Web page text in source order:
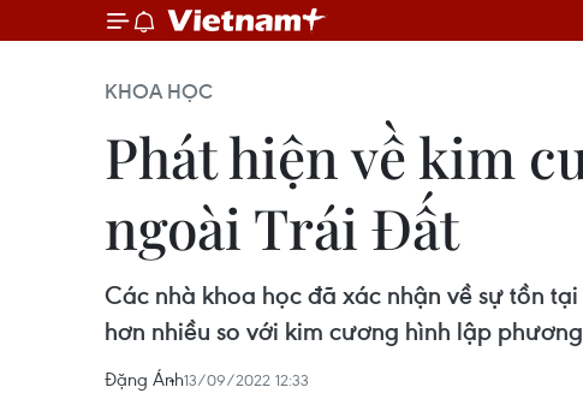
KHOA HỌC
Phát hiện về kim
ngoài Trái Đất
Các nhà khoa học đã xác nhận về sự tồn
hơn nhiều so với kim cương hình lập
Đặng Ánh13/09/2022 12:33